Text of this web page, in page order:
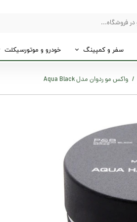
سفر و کمپینگ خودرو و موتورسیکلت
واکس مو ردوان مدل Aqua Black